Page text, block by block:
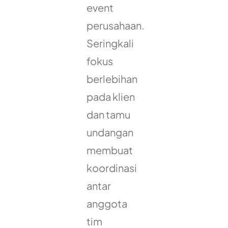
event
perusahaan.
Seringkali
fokus
berlebihan
pada klien
dan tamu
undangan
membuat
koordinasi
antar
anggota
tim